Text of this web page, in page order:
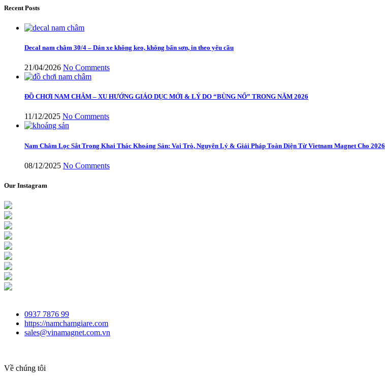
Recent Posts
Decal nam châm 30/4 – Dán xe không keo, không bẩn sơn, in theo yêu cầu
21/04/2026 No Comments
ĐỒ CHƠI NAM CHÂM – XU HƯỚNG GIÁO DỤC MỚI & LÝ DO “BÙNG NỔ” TRONG NĂM 2026
11/12/2025 No Comments
Nam Châm Lọc Sắt Trong Khai Thác Khoáng Sản: Vai Trò, Nguyên Lý & Giải Pháp Toàn Diện Từ Vietnam Magnet Cho 2026
08/12/2025 No Comments
Our Instagram
0937 7876 99
https://namchamgiare.com
sales@vinamagnet.com.vn
Về chúng tôi